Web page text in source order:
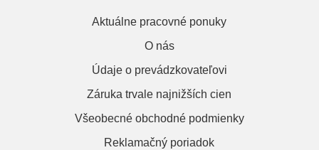
Aktuálne pracovné ponuky
O nás
Údaje o prevádzkovateľovi
Záruka trvale najnižších cien
Všeobecné obchodné podmienky
Reklamačný poriadok